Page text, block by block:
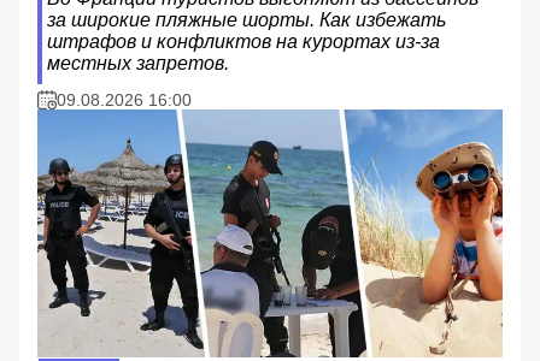
за широкие пляжные шорты. Как избежать
штрафов и конфликтов на курортах из-за
местных запретов.
09.08.2026 16:00